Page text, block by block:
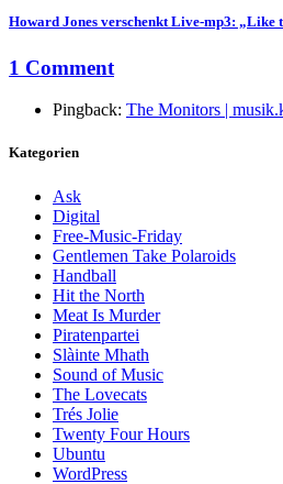
Howard Jones verschenkt Live-mp3: „Like
1 Comment
Pingback: The Monitors |
Kategorien
Ask
Digital
Free-Music-Friday
Gentlemen Take Polaroids
Handball
Hit the North
Meat Is Murder
Piratenpartei
Slàinte Mhath
Sound of Music
The Lovecats
Trés Jolie
Twenty Four Hours
Ubuntu
WordPress